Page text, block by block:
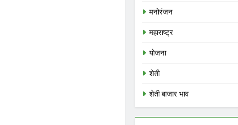
मनोरंजन
महाराष्ट्र
योजना
शेती
शेती बाजार भाव